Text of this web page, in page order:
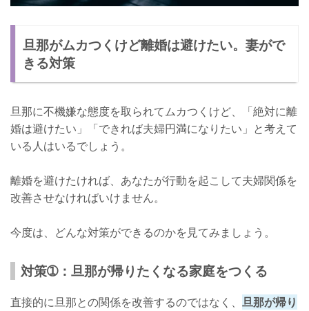
旦那がムカつくけど離婚は避けたい。妻がで
きる対策
旦那に不機嫌な態度を取られてムカつくけど、「絶対に離
婚は避けたい」「できれば夫婦円満になりたい」と考えて
いる人はいるでしょう。
離婚を避けたければ、あなたが行動を起こして夫婦関係を
改善させなければいけません。
今度は、どんな対策ができるのかを見てみましょう。
対策➀：旦那が帰りたくなる家庭をつくる
直接的に旦那との関係を改善するのではなく、 旦那が帰り